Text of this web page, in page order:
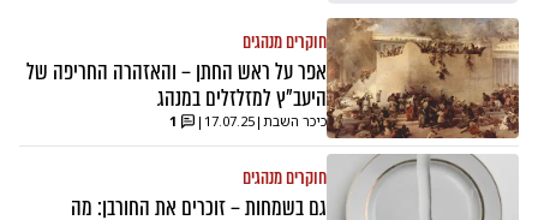
חוקרים מנהגים
אפר על ראש החתן – והאזהרה החריפה של
היעב"ץ למזלזלים במנהג
כיכר השבת |
17.07.25
|
1
חוקרים מנהגים
גם בשמחות – זוכרים את החורבן: מה